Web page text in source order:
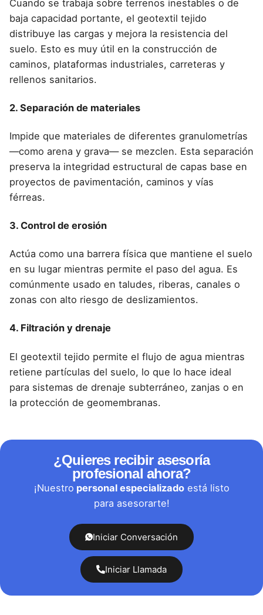
Cuando se trabaja sobre terrenos inestables o de
baja capacidad portante, el geotextil tejido
distribuye las cargas y mejora la resistencia del
suelo. Esto es muy útil en la construcción de
caminos, plataformas industriales, carreteras y
rellenos sanitarios.
2. Separación de materiales
Impide que materiales de diferentes granulometrías
—como arena y grava— se mezclen. Esta separación
preserva la integridad estructural de capas base en
proyectos de pavimentación, caminos y vías
férreas.
3. Control de erosión
Actúa como una barrera física que mantiene el suelo
en su lugar mientras permite el paso del agua. Es
comúnmente usado en taludes, riberas, canales o
zonas con alto riesgo de deslizamientos.
4. Filtración y drenaje
El geotextil tejido permite el flujo de agua mientras
retiene partículas del suelo, lo que lo hace ideal
para sistemas de drenaje subterráneo, zanjas o en
la protección de geomembranas.
¿Quieres recibir asesoría
profesional ahora?
¡Nuestro personal especializadoestá listo
para asesorarte!
Iniciar Conversación
Iniciar Llamada